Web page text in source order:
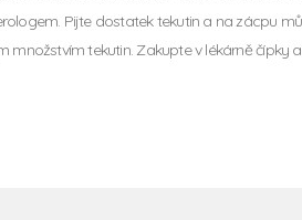
Pijte dostatek tekutin a na zácpu
množstvím tekutin. Zakupte v lékárně čípky